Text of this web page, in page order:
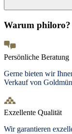
Warum philoro?
Persönliche Beratung
Gerne bieten wir
Verkauf von
Exzellente Qualität
Wir garantieren